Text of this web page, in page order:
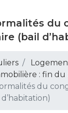
du
(bail
: fin du
du